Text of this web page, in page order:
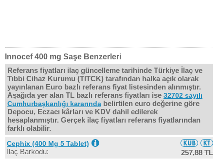
Innocef 400 mg Saşe Benzerleri
Referans fiyatları ilaç güncelleme tarihinde Türkiye İlaç ve
Tıbbi Cihaz Kurumu (TITCK) tarafından halka açık olarak
yayınlanan Euro bazlı referans fiyat listesinden alınmıştır.
Aşağıda yer alan TL bazlı referans fiyatları ise 32702 sayılı
Cumhurbaşkanlığı kararında belirtilen euro değerine göre
Depocu, Eczacı kârları ve KDV dahil edilerek
hesaplanmıştır. Gerçek ilaç fiyatları referans fiyatlarından
farklı olabilir.
Cephix (400 Mg 5 Tablet)
İlaç Barkodu: 257,88 TL